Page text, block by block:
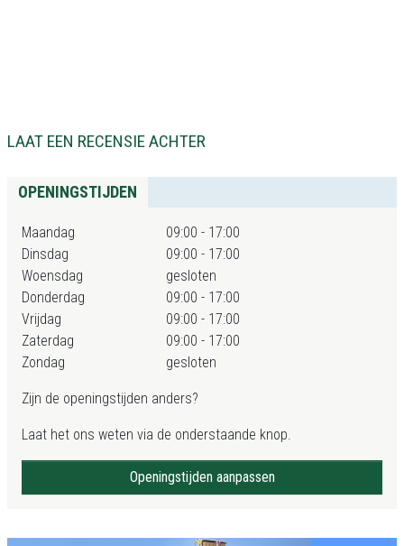
LAAT EEN RECENSIE ACHTER
OPENINGSTIJDEN
Maandag
09:00 - 17:00
Dinsdag
09:00 - 17:00
Woensdag
gesloten
Donderdag
09:00 - 17:00
Vrijdag
09:00 - 17:00
Zaterdag
09:00 - 17:00
Zondag
gesloten
Zijn de openingstijden anders?
Laat het ons weten via de onderstaande knop.
Openingstijden aanpassen